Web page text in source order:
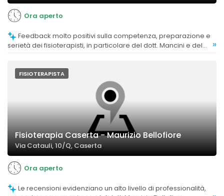
Ora aperto
serietà dei fisioterapisti, in particolare del dott. Mancini e del
»
FISIOTERAPISTA
Fisioterapia Caserta - Maurizio Bellofiore
Via Catauli, 10/Q, Caserta
Ora aperto